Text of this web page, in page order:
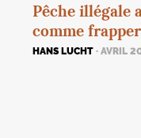
Pêche illégale
comme
HANS LUCHT · AVRIL